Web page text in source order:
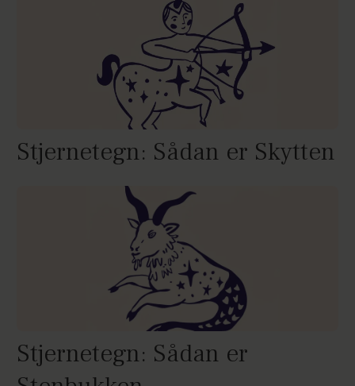
Stjernetegn: Sådan er Skytten
Stjernetegn: Sådan er